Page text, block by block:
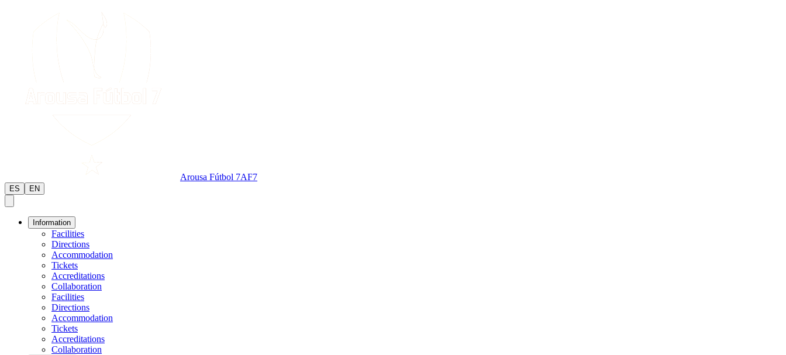
Arousa Fútbol 7AF7
ES EN
Information
Facilities
Directions
Accommodation
Tickets
Accreditations
Collaboration
Facilities
Directions
Accommodation
Tickets
Accreditations
Collaboration